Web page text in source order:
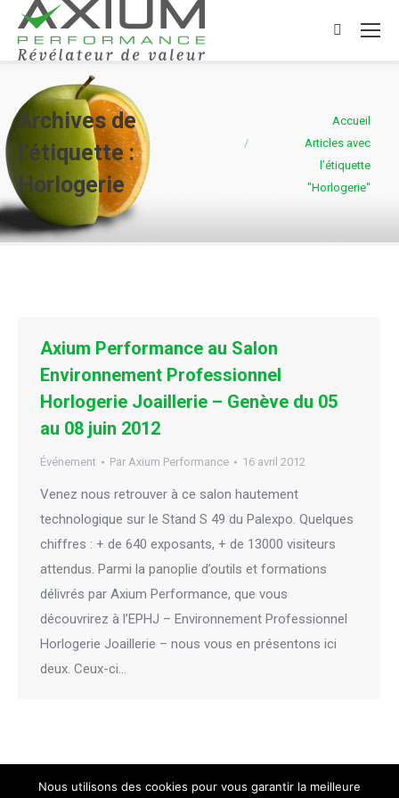
Search:
Archives de
l’étiquette :
Horlogerie
Accueil
Articles avec
l’étiquette
"Horlogerie"
Axium Performance au Salon
Environnement Professionnel
Horlogerie Joaillerie – Genève du 05
au 08 juin 2012
Événement Par Axium Performance 16 avril 2012
Venez nous retrouver à ce salon hautement
technologique sur le Stand S 49 du Palexpo. Quelques
chiffres : + de 640 exposants, + de 13000 visiteurs
attendus. Parmi la panoplie d’outils et formations
délivrés par Axium Performance, que vous
découvrirez à l’EPHJ – Environnement Professionnel
Horlogerie Joaillerie – nous vous en présentons ici
deux. Ceux-ci…
Nous utilisons des cookies pour vous garantir la meilleure